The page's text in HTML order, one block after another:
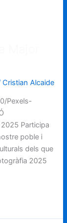
Cristian Alcaide
Pexels-
2025 Participa
poble i
dels que
2025